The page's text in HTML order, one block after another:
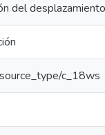
del
c_18ws